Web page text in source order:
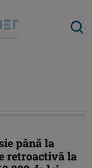
până la
retroactivă la